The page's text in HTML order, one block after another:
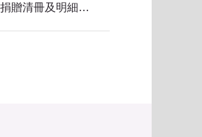
本局公共關係室115年上半年辦理公開徵信捐贈清冊及明細表，依公益勸募條例公告。